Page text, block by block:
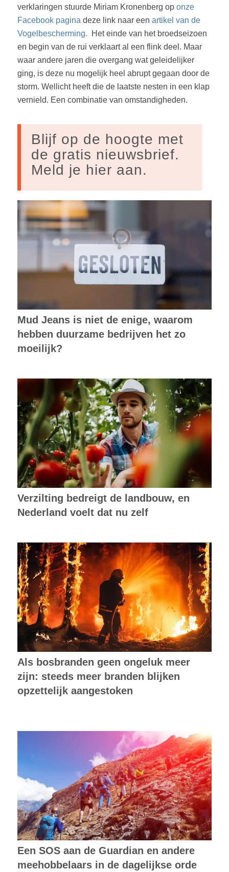
verklaringen stuurde Miriam Kronenberg op onze
Facebook pagina deze link naar een artikel van de
Vogelbescherming. Het einde van het broedseizoen
en begin van de rui verklaart al een flink deel. Maar
waar andere jaren die overgang wat geleidelijker
ging, is deze nu mogelijk heel abrupt gegaan door de
storm. Wellicht heeft die de laatste nesten in een klap
vernield. Een combinatie van omstandigheden.
Blijf op de hoogte met
de gratis nieuwsbrief.
Meld je hier aan.
Mud Jeans is niet de enige, waarom
hebben duurzame bedrijven het zo
moeilijk?
Verzilting bedreigt de landbouw, en
Nederland voelt dat nu zelf
Als bosbranden geen ongeluk meer
zijn: steeds meer branden blijken
opzettelijk aangestoken
Een SOS aan de Guardian en andere
meehobbelaars in de dagelijkse orde